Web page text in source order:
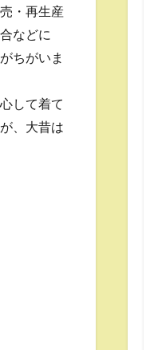
・再生産
などに
ちがいま
して着て
、大昔は